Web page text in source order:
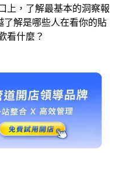
上，了解最基本的洞察報
了解是哪些人在看你的貼
看什麼？